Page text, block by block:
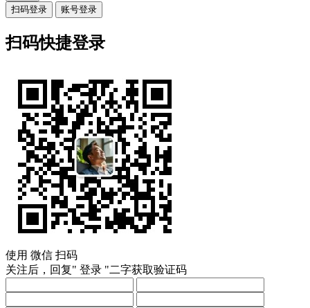
扫码登录
账号登录
扫码快捷登录
使用 微信 扫码
关注后，回复" 登录 "二字获取验证码